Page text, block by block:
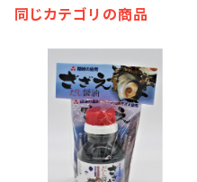
同じカテゴリの商品